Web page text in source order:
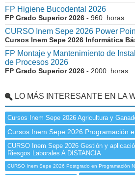
FP Higiene Bucodental 2026
FP Grado Superior 2026 - 960 horas
CURSO Inem Sepe 2026 Power
Cursos Inem Sepe 2026 Informática
FP Montaje y Mantenimiento de
de Procesos 2026
FP Grado Superior 2026 - 2000 horas
LO MÁS INTERESANTE EN LA
Cursos Inem Sepe 2026 Agricultura y
Cursos Inem Sepe 2026 Programación
CURSO Inem Sepe 2026 Gestión y
Riesgos Laborales A DISTANCIA
CURSO Inem Sepe 2026 Postgrado en Programación